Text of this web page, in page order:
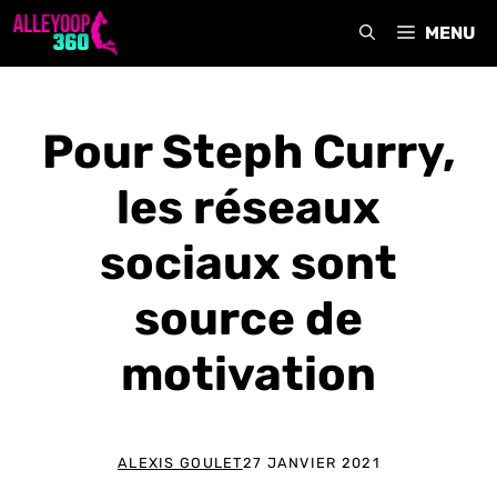
Aller
MENU
Pour Steph Curry,
les réseaux
sociaux sont
source de
motivation
ALEXIS GOULET27 JANVIER 2021